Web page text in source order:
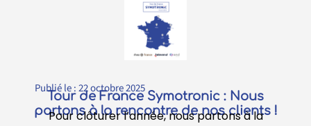
Publié le :22 octobre 2025
Tour de France Symotronic : Nous
partons à la rencontre de nos clients !
Pour clôturer l’année, nous partons à la